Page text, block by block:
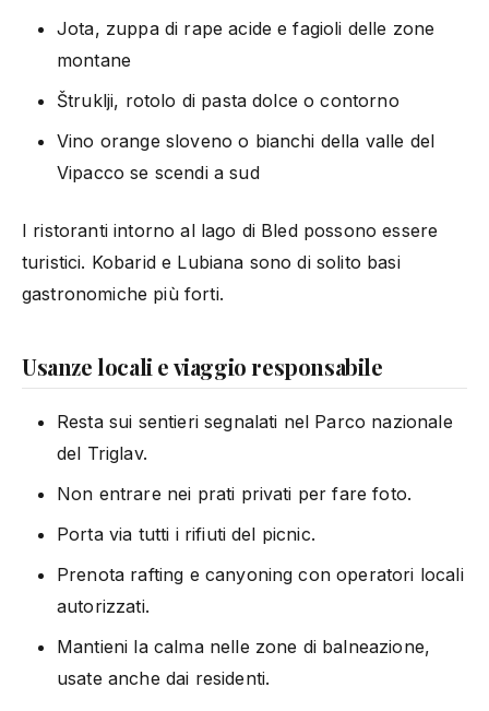
Jota, zuppa di rape acide e fagioli delle zone
montane
Štruklji, rotolo di pasta dolce o contorno
Vino orange sloveno o bianchi della valle del
Vipacco se scendi a sud
I ristoranti intorno al lago di Bled possono essere
turistici. Kobarid e Lubiana sono di solito basi
gastronomiche più forti.
Usanze locali e viaggio responsabile
Resta sui sentieri segnalati nel Parco nazionale
del Triglav.
Non entrare nei prati privati per fare foto.
Porta via tutti i rifiuti del picnic.
Prenota rafting e canyoning con operatori locali
autorizzati.
Mantieni la calma nelle zone di balneazione,
usate anche dai residenti.